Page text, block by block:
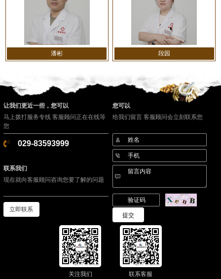
潘彬 段园
让我们更近一些，您可以
马上拨打服务专线 客服顾问正在在线等
您
029-83593999
联系我们
现在就向客服顾问咨询您要了解的问题
立即联系
您可以
给我们留言 客服顾问会立刻联系您
关注我们 联系客服